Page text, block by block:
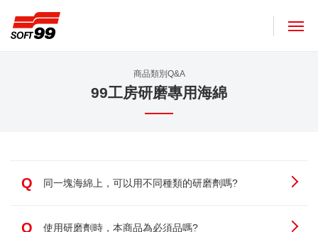
商品類別Q&A
99工房研磨專用海綿
Q 同一塊海綿上，可以用不同種類的研磨劑嗎?
Q 使用研磨劑時，本商品為必須品嗎?